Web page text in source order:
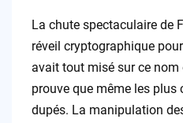
La chute spectaculaire de
réveil cryptographique
avait tout misé sur ce
prouve que même les plus
dupés. La manipulation